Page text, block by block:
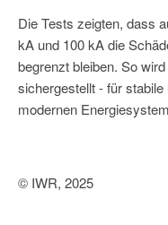
Die Tests zeigten, dass
kA und 100 kA die
begrenzt bleiben. So
sichergestellt - für
modernen
© IWR, 2025